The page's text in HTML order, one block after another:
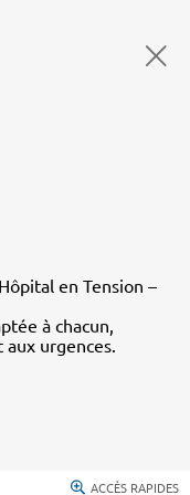
en Tension –
à chacun,
urgences.
ACCÈS RAPIDES